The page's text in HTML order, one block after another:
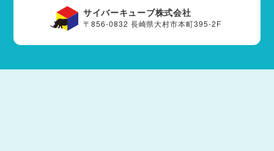
サイバーキューブ株式会社
〒856-0832 長崎県大村市本町395-2F